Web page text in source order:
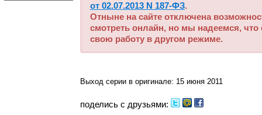
от 02.07.2013 N 187-ФЗ.
Отныне на сайте отключена
смотреть онлайн, но мы надеемся, что
свою работу в другом режиме.
Выход серии в оригинале: 15 июня 2011
поделись с друзьями: